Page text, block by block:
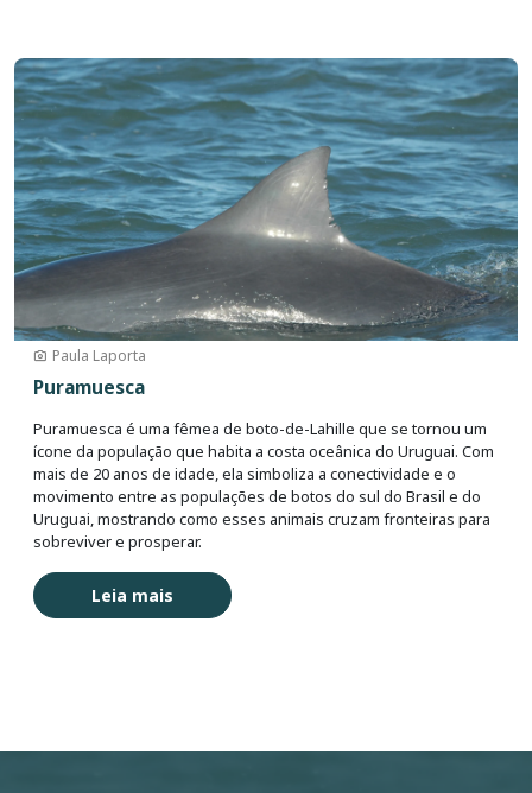
Imagem
Paula Laporta
Puramuesca
Puramuesca é uma fêmea de boto-de-Lahille que se tornou um
ícone da população que habita a costa oceânica do Uruguai. Com
mais de 20 anos de idade, ela simboliza a conectividade e o
movimento entre as populações de botos do sul do Brasil e do
Uruguai, mostrando como esses animais cruzam fronteiras para
sobreviver e prosperar.
Leia mais